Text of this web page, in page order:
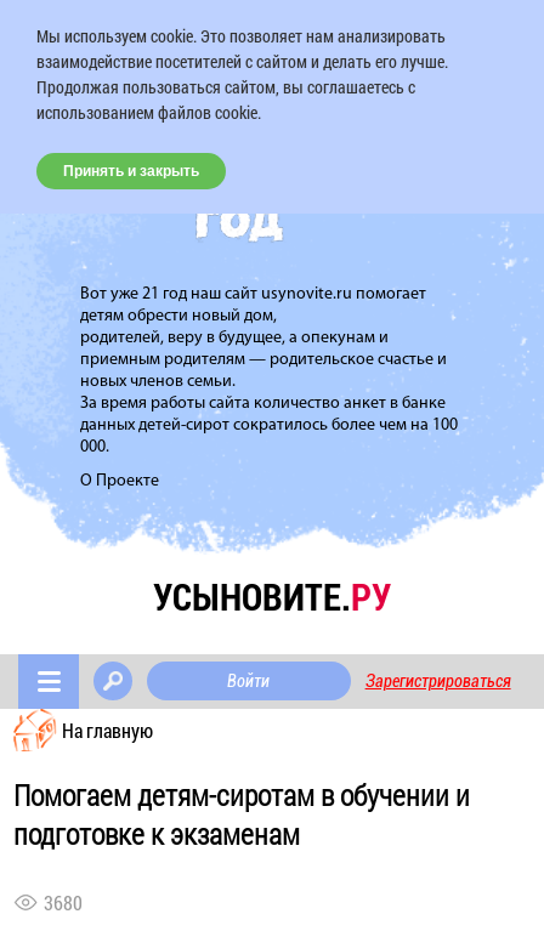
Вот уже 21 год наш сайт usynovite.ru помогает
детям обрести новый дом,
родителей, веру в будущее, а опекунам и
приемным родителям — родительское счастье и
новых членов семьи.
За время работы сайта количество анкет в банке
данных детей-сирот сократилось более чем на 100
000.
О Проекте
УСЫНОВИТЕ.РУ
Войти Зарегистрироваться
На главную
Помогаем детям-сиротам в обучении и
подготовке к экзаменам
3680
Мы используем cookie. Это позволяет нам анализировать
взаимодействие посетителей с сайтом и делать его лучше.
Продолжая пользоваться сайтом, вы соглашаетесь с
использованием файлов cookie.
Принять и закрыть